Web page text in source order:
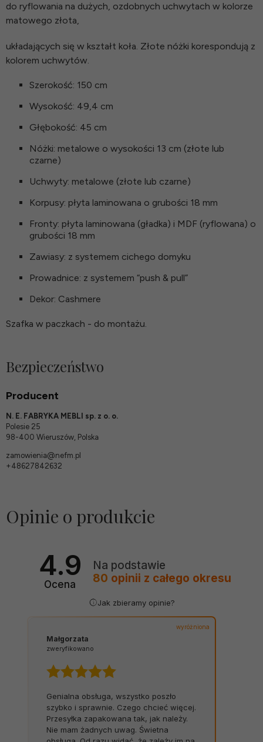
do ryflowania na dużych, ozdobnych uchwytach w kolorze
matowego złota,
układających się w kształt koła. Złote nóżki korespondują z
kolorem uchwytów.
Szerokość: 150 cm
Wysokość: 49,4 cm
Głębokość: 45 cm
Nóżki: metalowe o wysokości 13 cm (złote lub
czarne)
Uchwyty: metalowe (złote lub czarne)
Korpusy: płyta laminowana o grubości 18 mm
Fronty: płyta laminowana (gładka) i MDF (ryflowana) o
grubości 18 mm
Zawiasy: z systemem cichego domyku
Prowadnice: z systemem “push & pull”
Dekor: Cashmere
Szafka w paczkach - do montażu.
Bezpieczeństwo
Producent
N. E. FABRYKA MEBLI sp. z o. o.
Polesie 25
98-400 Wieruszów, Polska
zamowienia@nefm.pl
+48627842632
Opinie o produkcie
4.9
Ocena
Na podstawie
80 opinii z całego okresu
Jak zbieramy opinie?
wyróżniona
Małgorzata
zweryfikowano
Genialna obsługa, wszystko poszło
szybko i sprawnie. Czego chcieć więcej.
Przesyłka zapakowana tak, jak należy.
Nie mam żadnych uwag. Świetna